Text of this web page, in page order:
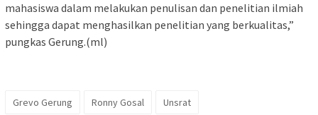
mahasiswa dalam melakukan penulisan dan penelitian ilmiah
sehingga dapat menghasilkan penelitian yang berkualitas,”
pungkas Gerung.(ml)
Grevo Gerung Ronny Gosal Unsrat